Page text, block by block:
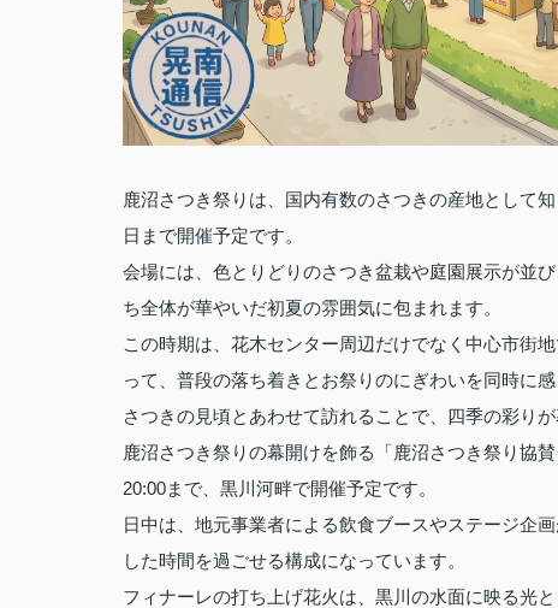
鹿沼さつき祭りは、国内有数のさつきの産地として
日まで開催予定です。
会場には、色とりどりのさつき盆栽や庭園展示が並
ち全体が華やいだ初夏の雰囲気に包まれます。
この時期は、花木センター周辺だけでなく中心市街
って、普段の落ち着きとお祭りのにぎわいを同時に感
さつきの見頃とあわせて訪れることで、四季の彩り
鹿沼さつき祭りの幕開けを飾る「鹿沼さつき祭り協
20:00まで、黒川河畔で開催予定です。
日中は、地元事業者による飲食ブースやステージ企
した時間を過ごせる構成になっています。
フィナーレの打ち上げ花火は、黒川の水面に映る光